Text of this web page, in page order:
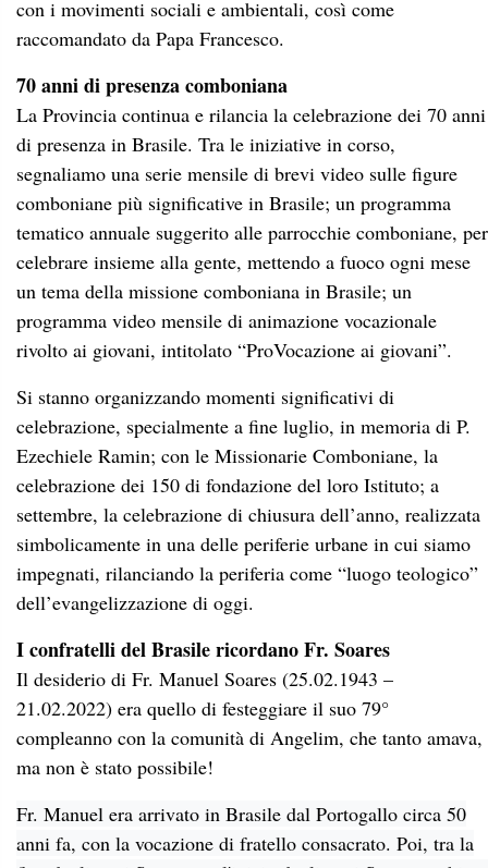
con i movimenti sociali e ambientali, così come
raccomandato da Papa Francesco.
70 anni di presenza comboniana
La Provincia continua e rilancia la celebrazione dei 70 anni
di presenza in Brasile. Tra le iniziative in corso,
segnaliamo una serie mensile di brevi video sulle figure
comboniane più significative in Brasile; un programma
tematico annuale suggerito alle parrocchie comboniane, per
celebrare insieme alla gente, mettendo a fuoco ogni mese
un tema della missione comboniana in Brasile; un
programma video mensile di animazione vocazionale
rivolto ai giovani, intitolato “ProVocazione ai giovani”.
Si stanno organizzando momenti significativi di
celebrazione, specialmente a fine luglio, in memoria di P.
Ezechiele Ramin; con le Missionarie Comboniane, la
celebrazione dei 150 di fondazione del loro Istituto; a
settembre, la celebrazione di chiusura dell’anno, realizzata
simbolicamente in una delle periferie urbane in cui siamo
impegnati, rilanciando la periferia come “luogo teologico”
dell’evangelizzazione di oggi.
I confratelli del Brasile ricordano Fr. Soares
Il desiderio di Fr. Manuel Soares (25.02.1943 –
21.02.2022) era quello di festeggiare il suo 79°
compleanno con la comunità di Angelim, che tanto amava,
ma non è stato possibile!
Fr. Manuel era arrivato in Brasile dal Portogallo circa 50
anni fa, con la vocazione di fratello consacrato. Poi, tra la